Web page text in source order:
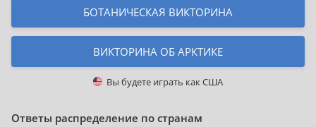
БОТАНИЧЕСКАЯ ВИКТОРИНА
ВИКТОРИНА ОБ АРКТИКЕ
Вы будете играть какСША
Ответы распределение по странам